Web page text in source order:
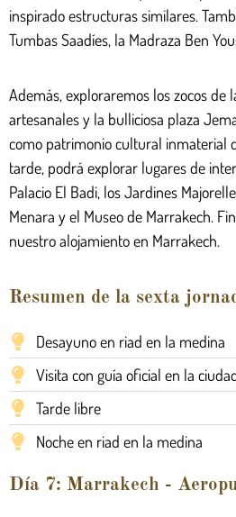
inspirado estructuras similares.
Tumbas Saadíes, la Madraza Ben
Además, exploraremos los zocos de
artesanales y la bulliciosa plaza
como patrimonio cultural inmaterial
tarde, podrá explorar lugares de
Palacio El Badi, los Jardines
Menara y el Museo de Marrakech.
nuestro alojamiento en Marrakech.
Resumen de la sexta
Desayuno en riad en la medina
Visita con guía oficial en la
Tarde libre
Noche en riad en la medina
Día 7: Marrakech -